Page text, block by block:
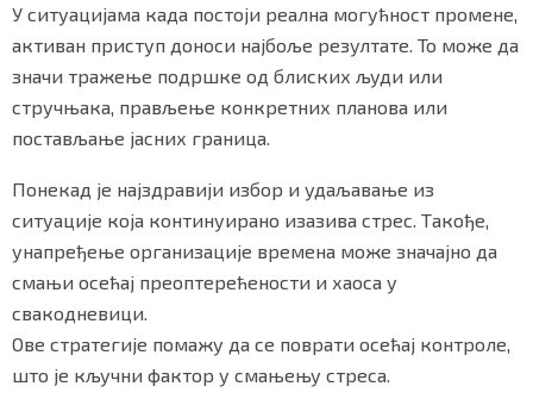
У ситуацијама када постоји реална могућност промене,
активан приступ доноси најбоље резултате. То може да
значи тражење подршке од блиских људи или
стручњака, прављење конкретних планова или
постављање јасних граница.
Понекад је најздравији избор и удаљавање из
ситуације која континуирано изазива стрес. Такође,
унапређење организације времена може значајно да
смањи осећај преоптерећености и хаоса у
свакодневици.
Ове стратегије помажу да се поврати осећај контроле,
што је кључни фактор у смањењу стреса.